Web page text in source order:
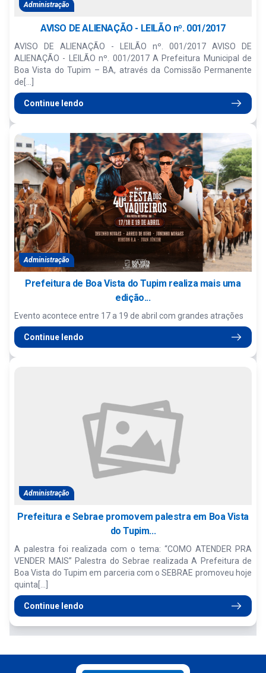
Administração
AVISO DE ALIENAÇÃO - LEILÃO nº. 001/2017
AVISO DE ALIENAÇÃO - LEILÃO nº. 001/2017 AVISO DE
ALIENAÇÃO - LEILÃO nº. 001/2017 A Prefeitura Municipal de
Boa Vista do Tupim – BA, através da Comissão Permanente
de[...]
Continue lendo
Administração
Prefeitura de Boa Vista do Tupim realiza mais uma
edição...
Evento acontece entre 17 a 19 de abril com grandes atrações
Continue lendo
Administração
Prefeitura e Sebrae promovem palestra em Boa Vista
do Tupim...
A palestra foi realizada com o tema: “COMO ATENDER PRA
VENDER MAIS” Palestra do Sebrae realizada A Prefeitura de
Boa Vista do Tupim em parceria com o SEBRAE promoveu hoje
quinta[...]
Continue lendo